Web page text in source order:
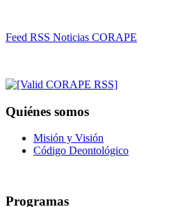
Feed RSS Noticias CORAPE
Quiénes somos
Misión y Visión
Código Deontológico
Programas